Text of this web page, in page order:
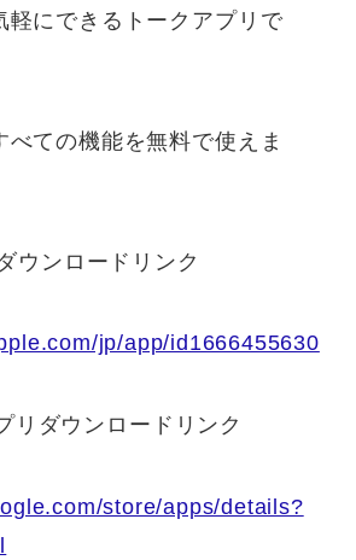
軽にできるトークアプリで
べての機能を無料で使えま
ウンロードリンク
jp/app/id1666455630
リダウンロードリンク
store/apps/details?